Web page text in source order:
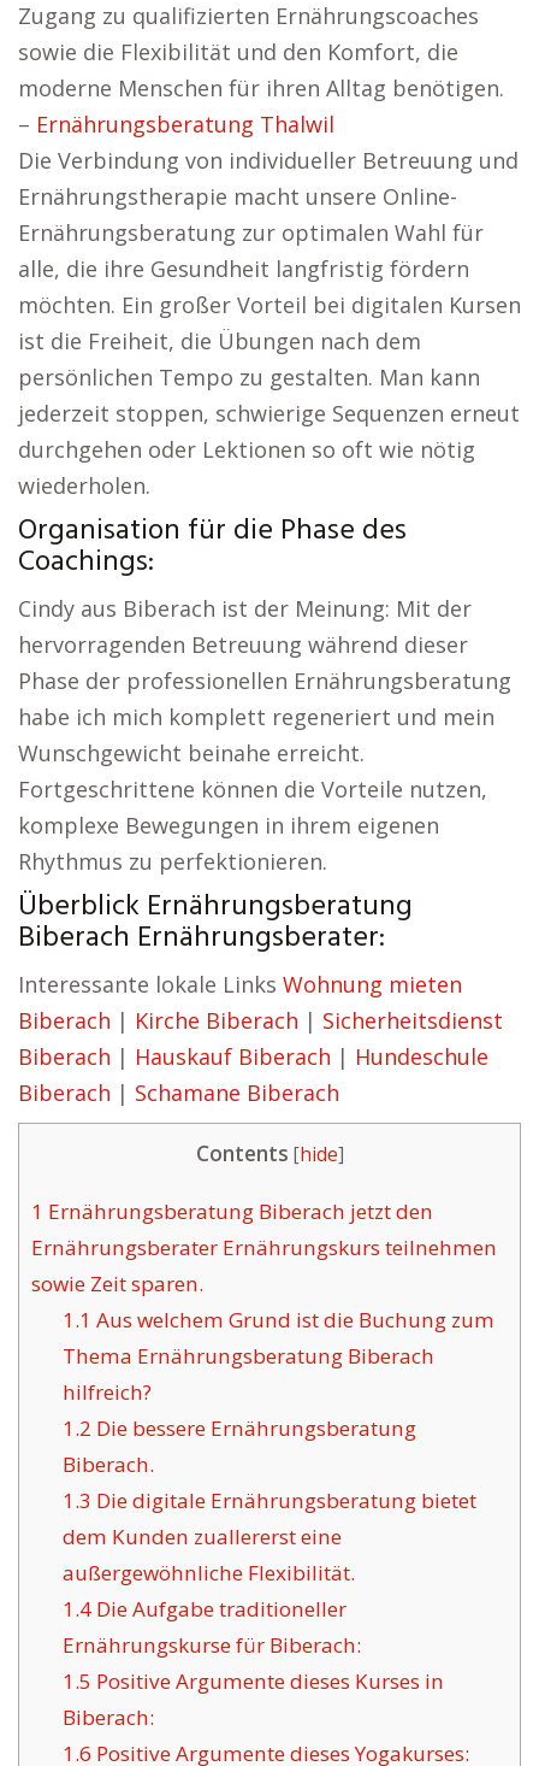
Zugang zu qualifizierten Ernährungscoaches
sowie die Flexibilität und den Komfort, die
moderne Menschen für ihren Alltag benötigen.
– Ernährungsberatung Thalwil
Die Verbindung von individueller Betreuung und
Ernährungstherapie macht unsere Online-
Ernährungsberatung zur optimalen Wahl für
alle, die ihre Gesundheit langfristig fördern
möchten. Ein großer Vorteil bei digitalen Kursen
ist die Freiheit, die Übungen nach dem
persönlichen Tempo zu gestalten. Man kann
jederzeit stoppen, schwierige Sequenzen erneut
durchgehen oder Lektionen so oft wie nötig
wiederholen.
Organisation für die Phase des
Coachings:
Cindy aus Biberach ist der Meinung: Mit der
hervorragenden Betreuung während dieser
Phase der professionellen Ernährungsberatung
habe ich mich komplett regeneriert und mein
Wunschgewicht beinahe erreicht.
Fortgeschrittene können die Vorteile nutzen,
komplexe Bewegungen in ihrem eigenen
Rhythmus zu perfektionieren.
Überblick Ernährungsberatung
Biberach Ernährungsberater:
Interessante lokale Links Wohnung mieten
Biberach | Kirche Biberach | Sicherheitsdienst
Biberach | Hauskauf Biberach | Hundeschule
Biberach | Schamane Biberach
Contents [hide]
1 Ernährungsberatung Biberach jetzt den
Ernährungsberater Ernährungskurs teilnehmen
sowie Zeit sparen.
1.1 Aus welchem Grund ist die Buchung zum
Thema Ernährungsberatung Biberach
hilfreich?
1.2 Die bessere Ernährungsberatung
Biberach.
1.3 Die digitale Ernährungsberatung bietet
dem Kunden zuallererst eine
außergewöhnliche Flexibilität.
1.4Die Aufgabe traditioneller
Ernährungskurse für Biberach:
1.5 Positive Argumente dieses Kurses in
Biberach:
1.6 Positive Argumente dieses Yogakurses: